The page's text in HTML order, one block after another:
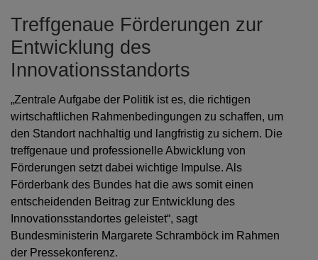
Treffgenaue Förderungen zur
Entwicklung des
Innovationsstandorts
„Zentrale Aufgabe der Politik ist es, die richtigen
wirtschaftlichen Rahmenbedingungen zu schaffen, um
den Standort nachhaltig und langfristig zu sichern. Die
treffgenaue und professionelle Abwicklung von
Förderungen setzt dabei wichtige Impulse. Als
Förderbank des Bundes hat die aws somit einen
entscheidenden Beitrag zur Entwicklung des
Innovationsstandortes geleistet“, sagt
Bundesministerin Margarete Schramböck im Rahmen
der Pressekonferenz.